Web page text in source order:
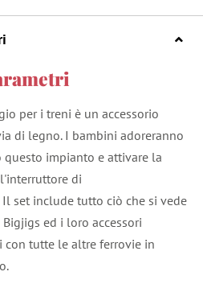
per i treni è un accessorio
di legno. I bambini adoreranno
impianto e attivare la
di
set include tutto ciò che si vede
ed i loro accessori
con tutte le altre ferrovie in